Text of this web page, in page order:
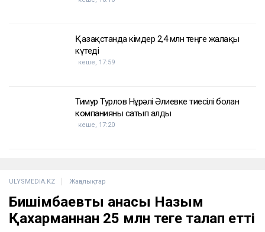
Қазақстанда кімдер 2,4 млн теңге жалақы
күтеді
кеше, 17:59
Тимур Турлов Нұрәлі Әлиевке тиесілі болған
компанияны сатып алды
кеше, 17:20
ULYSMEDIA.KZ Жаңалықтар
Бишімбаевтың анасы Назым
Қахарманнан 25 млн теңге талап етті